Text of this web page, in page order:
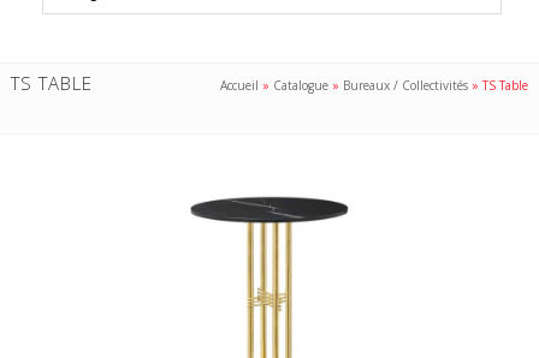
TS TABLE Accueil » Catalogue » Bureaux / Collectivités »TS Table